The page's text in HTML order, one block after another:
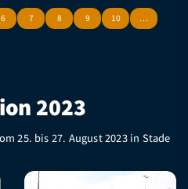
6 7 8 9 10 …
2023
25. bis 27. August 2023 in Stade